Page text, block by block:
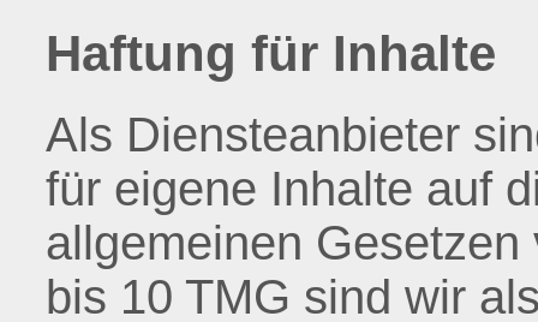
Haftung für Inhalte
Als Diensteanbieter
für eigene Inhalte auf
allgemeinen
bis 10 TMG sind wir